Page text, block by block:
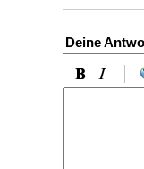
Deine